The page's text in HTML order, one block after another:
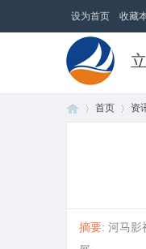
设为首页 收藏
首页 资
摘要: 河马影